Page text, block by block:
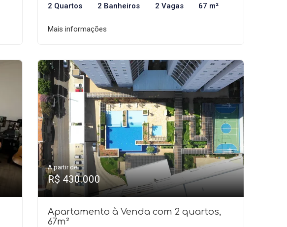
2 Quartos 2 Banheiros 2 Vagas 67 m²
Mais informações
A partir de:
R$ 430.000
Apartamento à Venda com 2 quartos,
67m²